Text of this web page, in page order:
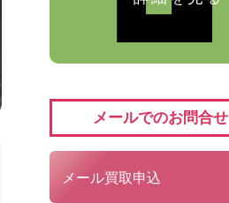
メールでのお問合せ
メール買取申込